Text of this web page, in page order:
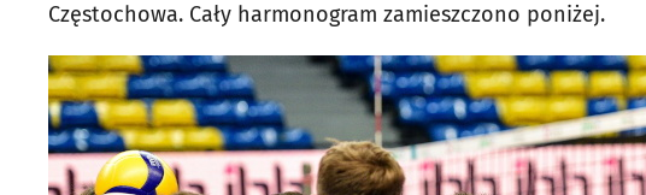
Częstochowa. Cały harmonogram zamieszczono poniżej.